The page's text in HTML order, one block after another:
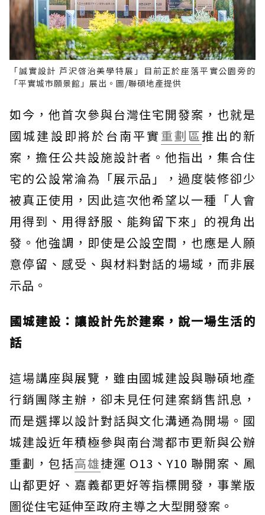
「誠實設計 芦沢啓治美學特展」目前正於座落平實公園旁的
「平實城市願景館」展出。圖/聯碩地產提供
如今，他首次參與台灣住宅開發案，也就是
國城建設即將於台南平實 重劃區推出的新
案，擔任公共設施設計者。他指出，集合住
宅的公設常淪為「展示品」，過度裝修卻少
被真正使用，因此這次他希望以一種「人會
用得到、用得舒服、能夠留下來」的視角出
發。他強調，即使是公設空間，也應是人願
意停留、感受、與材料對話的場域，而非展
示品。
國城建設：讓設計先於建案，說一場生活的
話
這場講座與展覽，雖由國城建設與聯碩地產
行銷團隊主辦，卻未見任何建案銷售訊息，
而是選擇以設計對話與文化溝通為開場。國
城建設近年積極參與南台灣都市更新與公辦
重劃，包括高雄捷運 O13、Y10 聯開案、鳳
山都更好、嘉義都更好等指標開發，事業版
圖從住宅延伸至政府主導之大型開發案。